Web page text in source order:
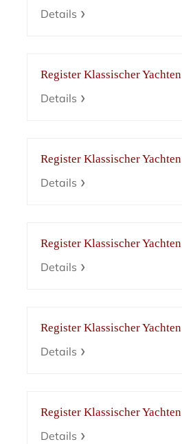
Details
Register Klassischer Yachten
Details
Register Klassischer Yachten
Details
Register Klassischer Yachten
Details
Register Klassischer Yachten
Details
Register Klassischer Yachten
Details